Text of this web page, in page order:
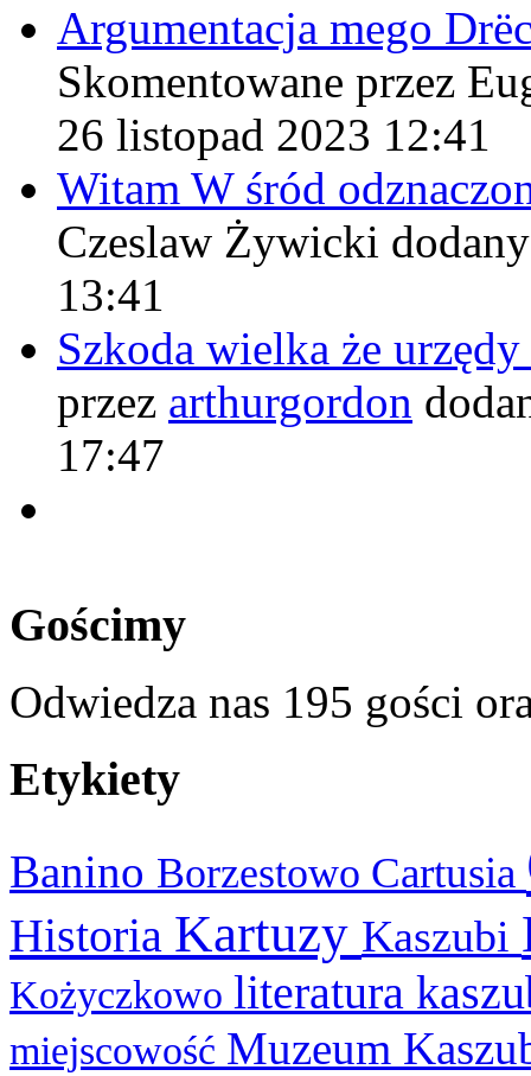
Argumentacja mego
Skomentowane przez
26 listopad 2023 12:41
Witam W śród
Czeslaw Żywicki
13:41
Szkoda wielka że
przez arthurgordon
17:47
Gościmy
Odwiedza nas 195 gości
Etykiety
Banino Borzestowo Cartusia
Historia Kartuzy Kaszubi
Kożyczkowo literatura
miejscowość Muzeum